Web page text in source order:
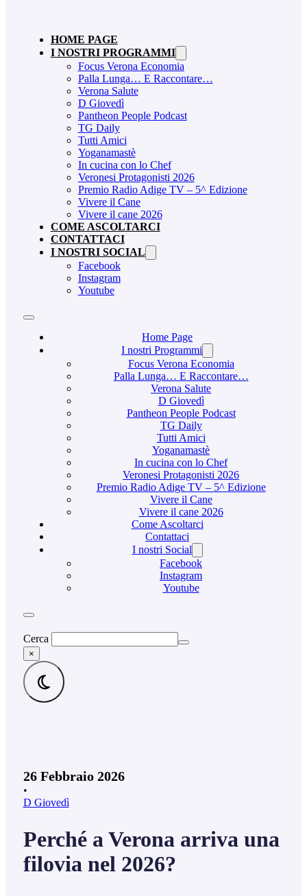
HOME PAGE
I NOSTRI PROGRAMMI
Focus Verona Economia
Palla Lunga… E Raccontare…
Verona Salute
D Giovedì
Pantheon People Podcast
TG Daily
Tutti Amici
Yoganamastè
In cucina con lo Chef
Veronesi Protagonisti 2026
Premio Radio Adige TV – 5^ Edizione
Vivere il Cane
Vivere il cane 2026
COME ASCOLTARCI
CONTATTACI
I NOSTRI SOCIAL
Facebook
Instagram
Youtube
Home Page
I nostri Programmi
Focus Verona Economia
Palla Lunga… E Raccontare…
Verona Salute
D Giovedì
Pantheon People Podcast
TG Daily
Tutti Amici
Yoganamastè
In cucina con lo Chef
Veronesi Protagonisti 2026
Premio Radio Adige TV – 5^ Edizione
Vivere il Cane
Vivere il cane 2026
Come Ascoltarci
Contattaci
I nostri Social
Facebook
Instagram
Youtube
Cerca
×
26 Febbraio 2026
•
D Giovedì
Perché a Verona arriva una
filovia nel 2026?